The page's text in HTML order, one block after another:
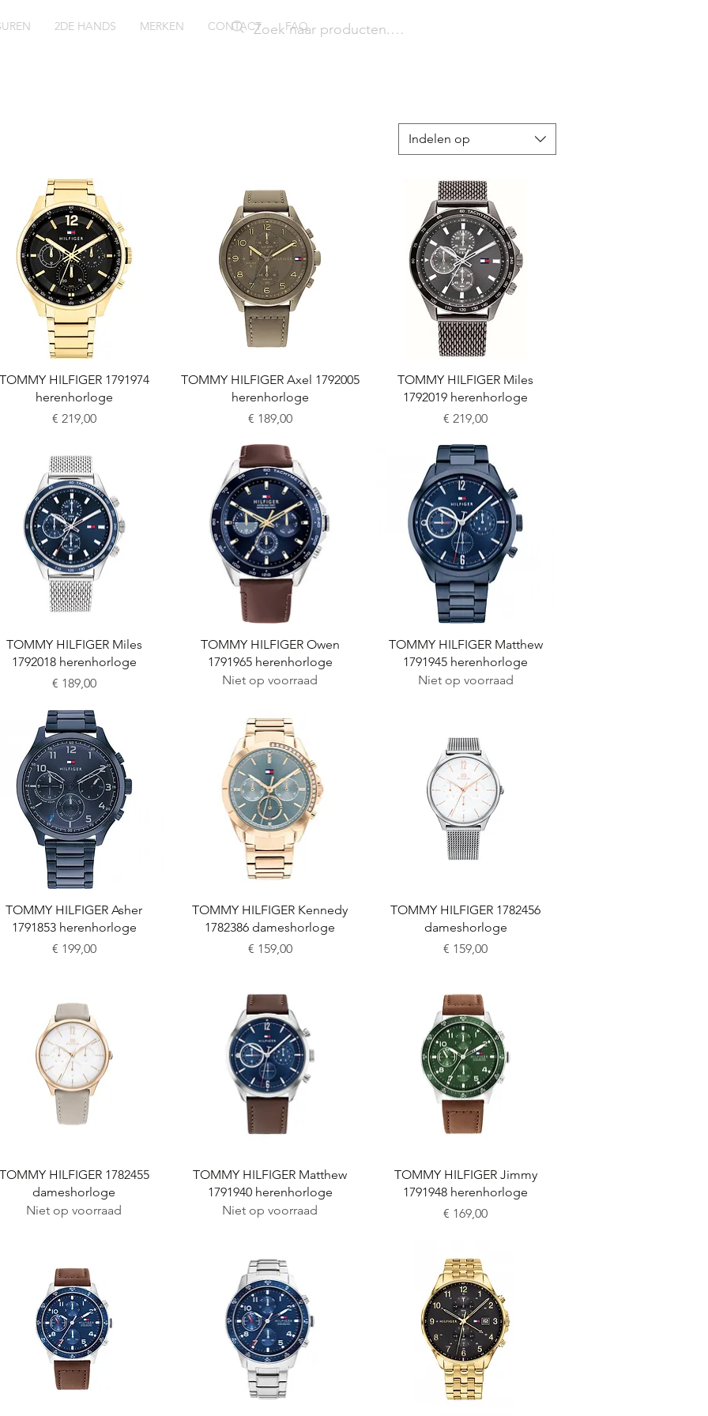
2DE HANDS MERKEN CONTACT FAQ
Indelen op
Snel overzicht
TOMMY HILFIGER 1791974
herenhorloge
Prijs
€ 219,00
Snel overzicht
TOMMY HILFIGER Axel 1792005
herenhorloge
Prijs
€ 189,00
Snel overzicht
TOMMY HILFIGER Miles
1792019 herenhorloge
Prijs
€ 219,00
Snel overzicht
TOMMY HILFIGER Miles
1792018 herenhorloge
Prijs
€ 189,00
Snel overzicht
TOMMY HILFIGER Owen
1791965 herenhorloge
Niet op voorraad
Snel overzicht
TOMMY HILFIGER Matthew
1791945 herenhorloge
Niet op voorraad
Snel overzicht
TOMMY HILFIGER Asher
1791853 herenhorloge
Prijs
€ 199,00
Snel overzicht
TOMMY HILFIGER Kennedy
1782386 dameshorloge
Prijs
€ 159,00
Snel overzicht
TOMMY HILFIGER 1782456
dameshorloge
Prijs
€ 159,00
Snel overzicht
TOMMY HILFIGER 1782455
dameshorloge
Niet op voorraad
Snel overzicht
TOMMY HILFIGER Matthew
1791940 herenhorloge
Niet op voorraad
Snel overzicht
TOMMY HILFIGER Jimmy
1791948 herenhorloge
Prijs
€ 169,00